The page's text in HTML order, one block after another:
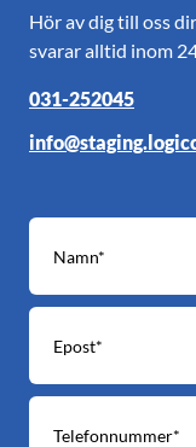
Hör av dig till oss
svarar alltid inom
031-252045